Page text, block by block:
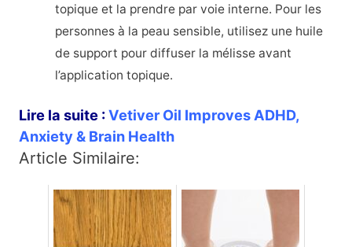
topique et la prendre par voie interne. Pour les
personnes à la peau sensible, utilisez une huile
de support pour diffuser la mélisse avant
l’application topique.
Lire la suite :Vetiver Oil Improves ADHD,
Anxiety & Brain Health
Article Similaire: